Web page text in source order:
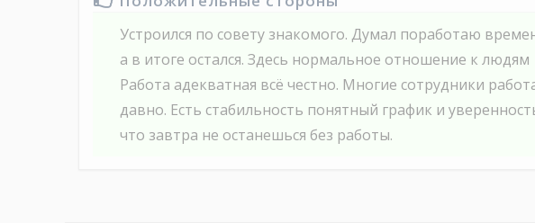
Устроился по совету знакомого. Думал поработаю
а в итоге остался. Здесь нормальное отношение к людям
Работа адекватная всё честно. Многие сотрудники
давно. Есть стабильность понятный график и
что завтра не останешься без работы.